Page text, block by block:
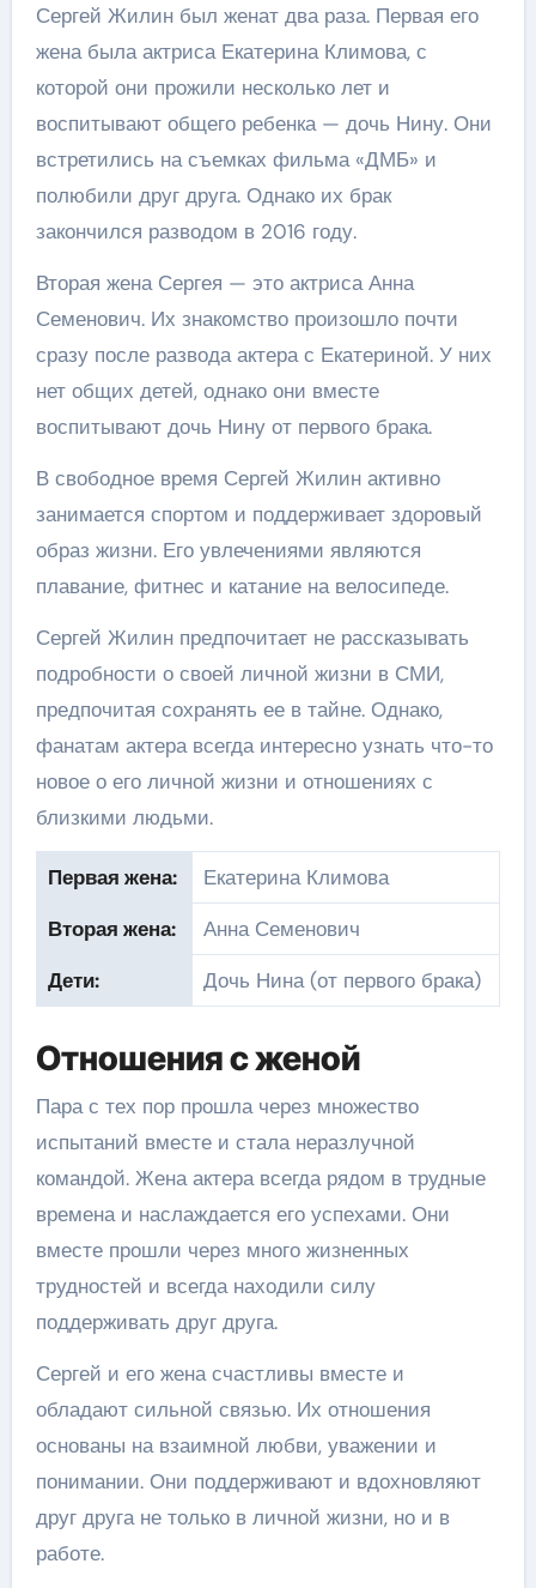
Сергей Жилин был женат два раза. Первая его
жена была актриса Екатерина Климова, с
которой они прожили несколько лет и
воспитывают общего ребенка — дочь Нину. Они
встретились на съемках фильма «ДМБ» и
полюбили друг друга. Однако их брак
закончился разводом в 2016 году.
Вторая жена Сергея — это актриса Анна
Семенович. Их знакомство произошло почти
сразу после развода актера с Екатериной. У них
нет общих детей, однако они вместе
воспитывают дочь Нину от первого брака.
В свободное время Сергей Жилин активно
занимается спортом и поддерживает здоровый
образ жизни. Его увлечениями являются
плавание, фитнес и катание на велосипеде.
Сергей Жилин предпочитает не рассказывать
подробности о своей личной жизни в СМИ,
предпочитая сохранять ее в тайне. Однако,
фанатам актера всегда интересно узнать что-то
новое о его личной жизни и отношениях с
близкими людьми.
Первая жена:
Екатерина Климова
Вторая жена:
Анна Семенович
Дети:
Дочь Нина (от первого брака)
Отношения с женой
Пара с тех пор прошла через множество
испытаний вместе и стала неразлучной
командой. Жена актера всегда рядом в трудные
времена и наслаждается его успехами. Они
вместе прошли через много жизненных
трудностей и всегда находили силу
поддерживать друг друга.
Сергей и его жена счастливы вместе и
обладают сильной связью. Их отношения
основаны на взаимной любви, уважении и
понимании. Они поддерживают и вдохновляют
друг друга не только в личной жизни, но и в
работе.